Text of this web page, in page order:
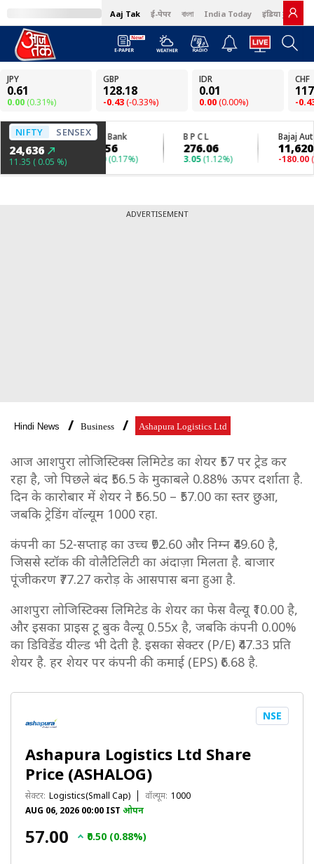
Aaj Tak ई-पेपर বাংলা India Today इंडिया टुडे हिंदी
ADVERTISEMENT
Hindi News Business Ashapura Logistics Ltd
आज आशपुरा लोजिस्टिक्स लिमिटेड का शेयर ₹57 पर ट्रेड कर
रहा है, जो पिछले बंद ₹56.5 के मुकाबले 0.88% ऊपर दर्शाता है.
दिन के कारोबार में शेयर ने ₹56.50 – ₹57.00 का स्तर छुआ,
जबकि ट्रेडिंग वॉल्यूम 1000 रहा.
कंपनी का 52-सप्ताह का उच्च ₹92.60 और निम्न ₹49.60 है,
जिससे स्टॉक की वोलैटिलिटी का अंदाज़ा मिलता है. बाजार
पूंजीकरण ₹77.27 करोड़ के आसपास बना हुआ है.
आशपुरा लोजिस्टिक्स लिमिटेड के शेयर का फेस वैल्यू ₹10.00 है,
और इसका प्राइस टू बुक वैल्यू 0.55x है, जबकि कंपनी 0.00%
का डिविडेंड यील्ड भी देती है. इसका सेक्टर (P/E) ₹47.33 प्रति
शेयर है. हर शेयर पर कंपनी की कमाई (EPS) ₹6.68 है.
Ashapura Logistics Ltd Share
Price (ASHALOG)
सेक्टर: Logistics(Small Cap) वॉल्यूम: 1000
AUG 06, 2026 00:00 IST ओपन
NSE
₹57.00 ₹0.50 (0.88%)